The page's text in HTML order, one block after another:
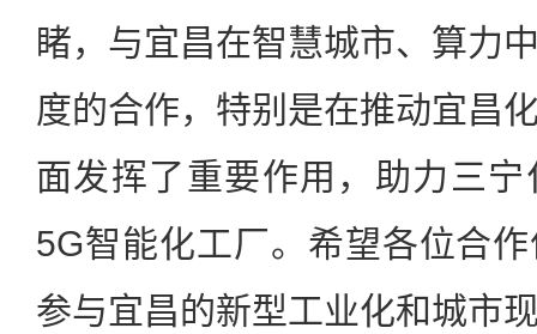
睹，与宜昌在智慧城市、算力
度的合作，特别是在推动宜昌
面发挥了重要作用，助力三
5G智能化工厂。希望各位合
参与宜昌的新型工业化和城市